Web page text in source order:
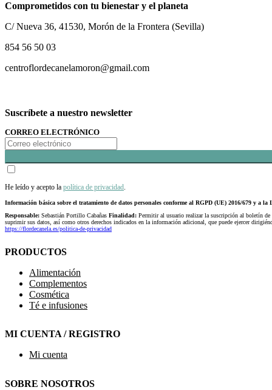
Comprometidos con tu bienestar y el planeta
C/ Nueva 36, 41530, Morón de la Frontera (Sevilla)
854 56 50 03
centroflordecanelamoron@gmail.com
Suscríbete a nuestro newsletter
CORREO ELECTRÓNICO
He leído y acepto la política de privacidad
Información básica sobre el tratamiento de datos personales conforme al RGPD (UE) 2016/679 y a la
Responsable: Sebastián Portillo Cabañas Finalidad: Permitir al usuario realizar la suscripción al boletín
suprimir sus datos, así como otros derechos indicados en la información adicional, que puede ejercer
https://flordecanela.es/politica-de-privacidad
PRODUCTOS
Alimentación
Complementos
Cosmética
Té e infusiones
MI CUENTA / REGISTRO
Mi cuenta
SOBRE NOSOTROS